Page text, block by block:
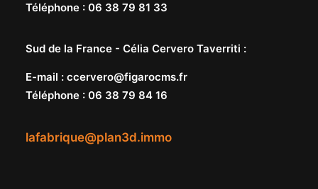
lafabrique@plan3d.immo
Téléphone : 06 38 79 81 33
Sud de la France - Célia Cervero Taverriti :
E-mail : ccervero@figarocms.fr
Téléphone : 06 38 79 84 16